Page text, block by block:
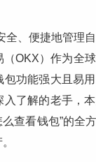
全、便捷地管理
（OKX）作为全
功能强大且易
入了解的老手，
查看钱包”的全